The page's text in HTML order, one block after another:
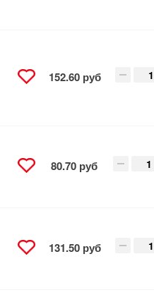
152.60 руб
80.70 руб
131.50 руб